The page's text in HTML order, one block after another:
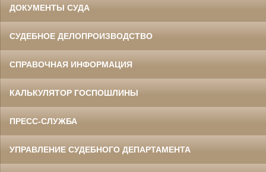
ДОКУМЕНТЫ СУДА
СУДЕБНОЕ ДЕЛОПРОИЗВОДСТВО
СПРАВОЧНАЯ ИНФОРМАЦИЯ
КАЛЬКУЛЯТОР ГОСПОШЛИНЫ
ПРЕСС-СЛУЖБА
УПРАВЛЕНИЕ СУДЕБНОГО ДЕПАРТАМЕНТА